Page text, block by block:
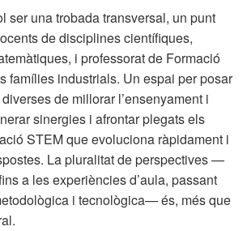
ser una trobada transversal, un punt
de disciplines científiques,
i professorat de Formació
famílies industrials. Un espai per posar
de millorar l’ensenyament i
sinergies i afrontar plegats els
STEM que evoluciona ràpidament i
La pluralitat de perspectives —
a les experiències d’aula, passant
i tecnològica— és, més que